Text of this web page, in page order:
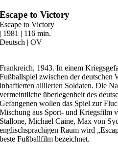
Zum
Inhalt
springen
Escape to Victory
Escape to Victory
| 1981 | 116 min.
Deutsch | OV
Frankreich, 1943. In einem
Fußballspiel zwischen der deutschen
inhaftierten alliierten Soldaten. Die
vermeintliche überlegenheit des
Gefangenen wollen das Spiel zur
Mischung aus Sport- und Kriegsfilm
Stallone, Michael Caine, Max von
englischsprachigen Raum wird
beste Fußballfilm bezeichnet.